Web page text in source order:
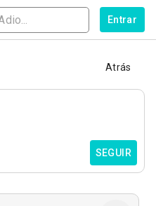
Entrar
Atrás
SEGUIR